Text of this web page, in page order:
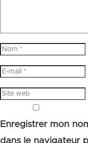
Enregistrer mon
dans le navigateur